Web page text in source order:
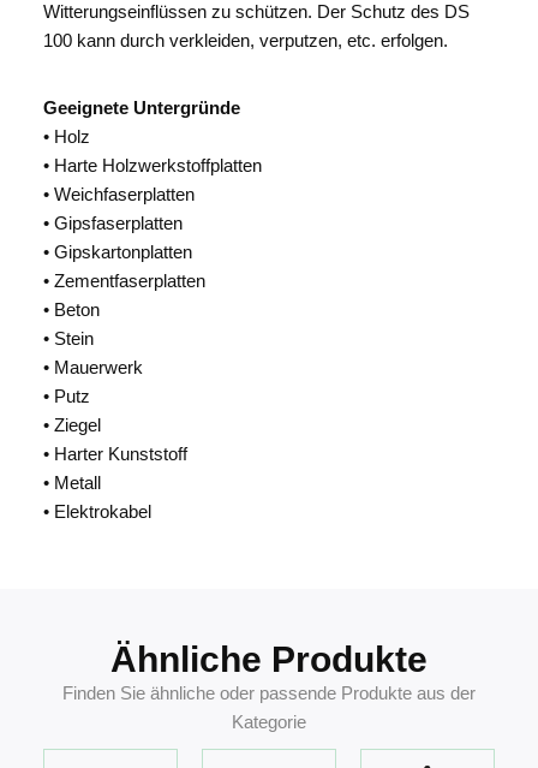
Witterungseinflüssen zu schützen. Der Schutz des DS
100 kann durch verkleiden, verputzen, etc. erfolgen.
Geeignete Untergründe
• Holz
• Harte Holzwerkstoffplatten
• Weichfaserplatten
• Gipsfaserplatten
• Gipskartonplatten
• Zementfaserplatten
• Beton
• Stein
• Mauerwerk
• Putz
• Ziegel
• Harter Kunststoff
• Metall
• Elektrokabel
Ähnliche Produkte
Finden Sie ähnliche oder passende Produkte aus der
Kategorie